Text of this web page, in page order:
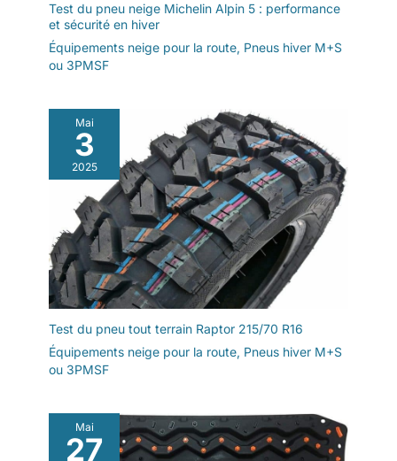
Test du pneu neige Michelin Alpin 5 : performance
et sécurité en hiver
Équipements neige pour la route, Pneus hiver M+S
ou 3PMSF
Mai
3
2025
Test du pneu tout terrain Raptor 215/70 R16
Équipements neige pour la route, Pneus hiver M+S
ou 3PMSF
Mai
27